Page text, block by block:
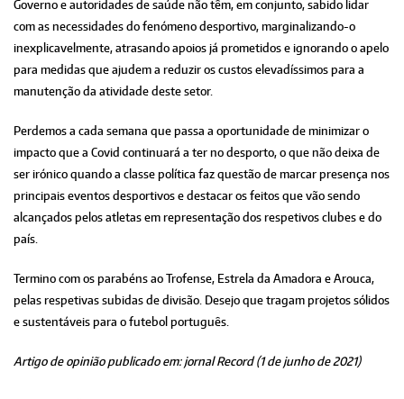
Governo e autoridades de saúde não têm, em conjunto, sabido lidar
com as necessidades do fenómeno desportivo, marginalizando-o
inexplicavelmente, atrasando apoios já prometidos e ignorando o apelo
para medidas que ajudem a reduzir os custos elevadíssimos para a
manutenção da atividade deste setor.
Perdemos a cada semana que passa a oportunidade de minimizar o
impacto que a Covid continuará a ter no desporto, o que não deixa de
ser irónico quando a classe política faz questão de marcar presença nos
principais eventos desportivos e destacar os feitos que vão sendo
alcançados pelos atletas em representação dos respetivos clubes e do
país.
Termino com os parabéns ao Trofense, Estrela da Amadora e Arouca,
pelas respetivas subidas de divisão. Desejo que tragam projetos sólidos
e sustentáveis para o futebol português.
Artigo de opinião publicado em: jornal Record (1 de junho de 2021)